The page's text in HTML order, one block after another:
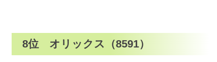
8位 オリックス（8591）